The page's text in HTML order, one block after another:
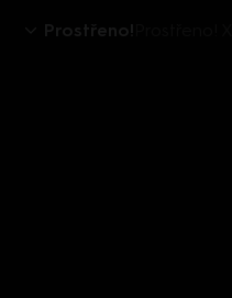
Prostřeno!